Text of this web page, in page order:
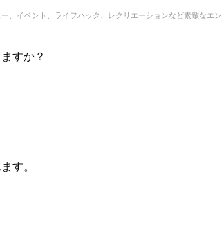
、イベント、ライフハック、レクリエーションなど素敵なエン
すか？
す。